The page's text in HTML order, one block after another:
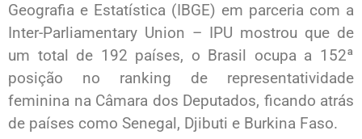
Geografia e Estatística (IBGE) em parceria com a
Inter-Parliamentary Union – IPU mostrou que de
um total de 192 países, o Brasil ocupa a 152ª
posição no ranking de representatividade
feminina na Câmara dos Deputados, ficando atrás
de países como Senegal, Djibuti e Burkina Faso.